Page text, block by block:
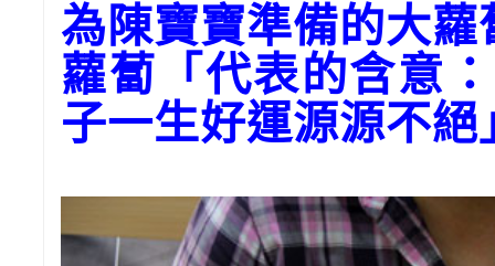
為陳寶寶準備的大蘿
蘿蔔「代表的含意
子一生好運源源不絕